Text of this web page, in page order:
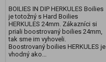
BOILIES IN DIP HERKULES Boilies
je totožný s Hard Boilies
HERKULES 24mm. Zákazníci si
priali boostrovaný boilies 24mm,
tak sme im vyhoveli.
Boostrovaný boilies HERKULES je
vhodný ako...